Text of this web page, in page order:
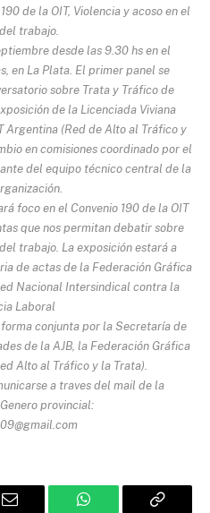
de la OIT, Violencia y acoso en el
trabajo.
desde las 9.30 hs en el
en La Plata. El primer panel se
sobre Trata y Tráfico de
de la Licenciada Viviana
Argentina (Red de Alto al Tráfico y
en comisiones coordinado por el
del equipo técnico central de la
foco en el Convenio 190 de la OIT
que nos permitan debatir sobre
trabajo. La exposición estará a
de actas de la Federación Gráfica
Nacional Intersindical contra la
Laboral
conjunta por la Secretaría de
de la AJB, la Federación Gráfica
Alto al Tráfico y la Trata).
a traves del mail de la
provincial: